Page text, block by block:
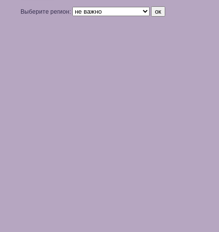
Выберите регион: